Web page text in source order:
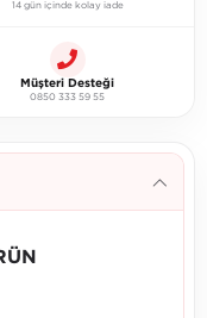
14 gün içinde kolay iade
Müşteri Desteği
0850 333 59 55